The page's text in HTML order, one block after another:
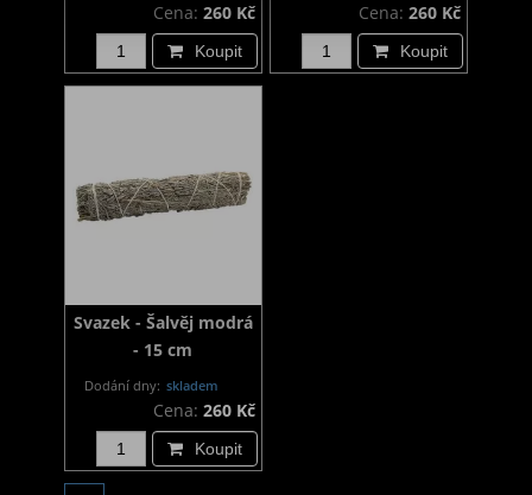
Cena: 260 Kč
Koupit
Cena: 260 Kč
Koupit
Svazek - Šalvěj modrá
- 15 cm
Dodání dny: skladem
Cena: 260 Kč
Koupit